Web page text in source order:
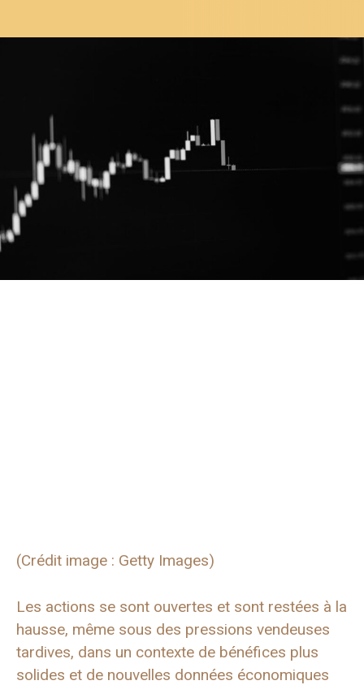
(Crédit image : Getty Images)
Les actions se sont ouvertes et sont restées à la
hausse, même sous des pressions vendeuses
tardives, dans un contexte de bénéfices plus
solides et de nouvelles données économiques